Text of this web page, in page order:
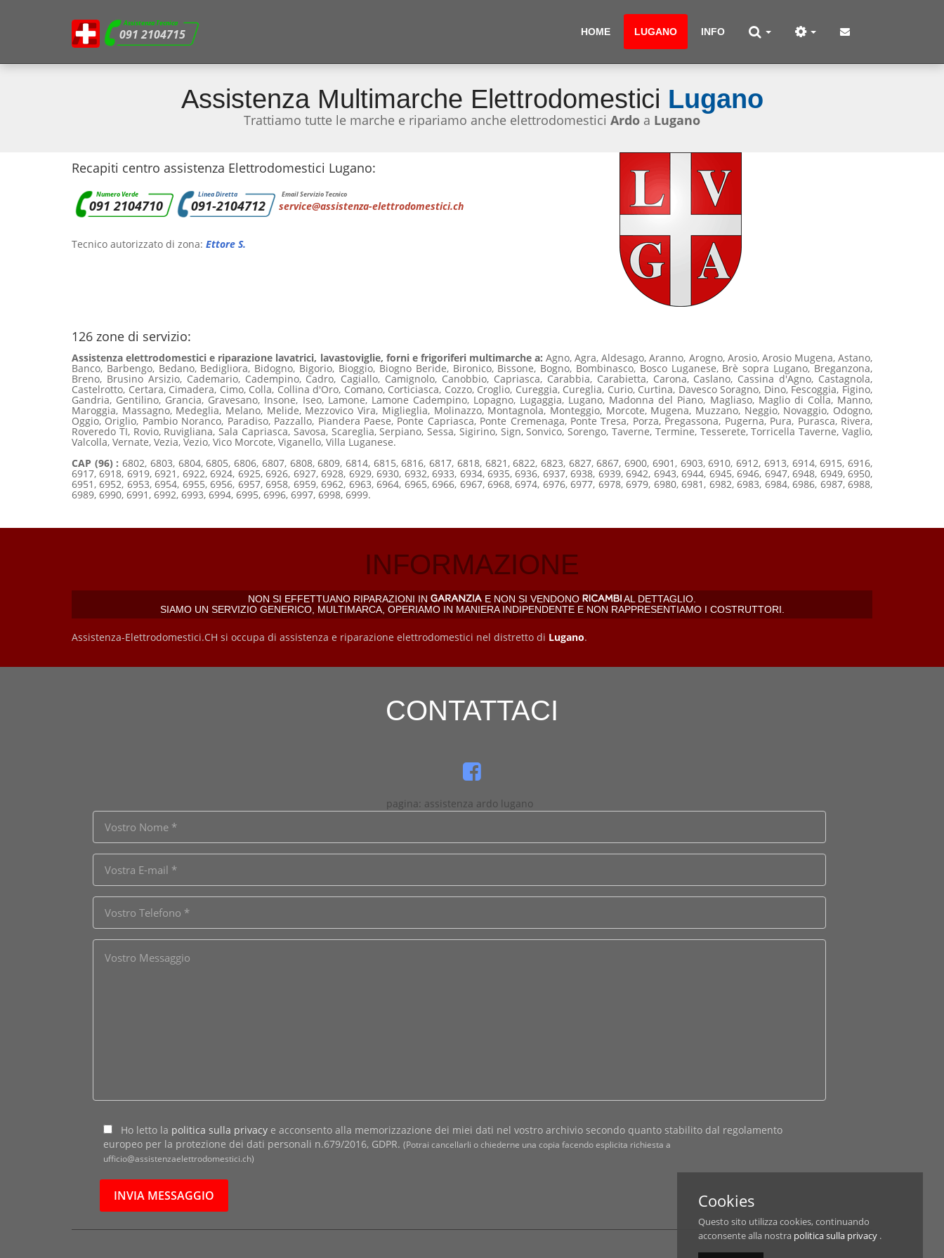
Assistenza Tecnica
091 2104715 HOME LUGANO INFO
Assistenza Multimarche Elettrodomestici Lugano
Trattiamo tutte le marche e ripariamo anche elettrodomestici Ardo a Lugano
Recapiti centro assistenza Elettrodomestici Lugano:
Numero Verde
091 2104710
Linea Diretta
091-2104712
Email Servizio Tecnico
service@assistenza-elettrodomestici.ch
Tecnico autorizzato di zona: Ettore S.
126 zone di servizio:
Assistenza elettrodomestici e riparazione lavatrici, lavastoviglie, forni e frigoriferi multimarche a: Agno, Agra, Aldesago, Aranno, Arogno, Arosio, Arosio Mugena, Astano,
Banco, Barbengo, Bedano, Bedigliora, Bidogno, Bigorio, Bioggio, Biogno Beride, Bironico, Bissone, Bogno, Bombinasco, Bosco Luganese, Brè sopra Lugano, Breganzona,
Breno, Brusino Arsizio, Cademario, Cadempino, Cadro, Cagiallo, Camignolo, Canobbio, Capriasca, Carabbia, Carabietta, Carona, Caslano, Cassina d'Agno, Castagnola,
Castelrotto, Certara, Cimadera, Cimo, Colla, Collina d'Oro, Comano, Corticiasca, Cozzo, Croglio, Cureggia, Cureglia, Curio, Curtina, Davesco Soragno, Dino, Fescoggia, Figino,
Gandria, Gentilino, Grancia, Gravesano, Insone, Iseo, Lamone, Lamone Cadempino, Lopagno, Lugaggia, Lugano, Madonna del Piano, Magliaso, Maglio di Colla, Manno,
Maroggia, Massagno, Medeglia, Melano, Melide, Mezzovico Vira, Miglieglia, Molinazzo, Montagnola, Monteggio, Morcote, Mugena, Muzzano, Neggio, Novaggio, Odogno,
Oggio, Origlio, Pambio Noranco, Paradiso, Pazzallo, Piandera Paese, Ponte Capriasca, Ponte Cremenaga, Ponte Tresa, Porza, Pregassona, Pugerna, Pura, Purasca, Rivera,
Roveredo TI, Rovio, Ruvigliana, Sala Capriasca, Savosa, Scareglia, Serpiano, Sessa, Sigirino, Sign, Sonvico, Sorengo, Taverne, Termine, Tesserete, Torricella Taverne, Vaglio,
Valcolla, Vernate, Vezia, Vezio, Vico Morcote, Viganello, Villa Luganese.
CAP (96) :6802, 6803, 6804, 6805, 6806, 6807, 6808, 6809, 6814, 6815, 6816, 6817, 6818, 6821, 6822, 6823, 6827, 6867, 6900, 6901, 6903, 6910, 6912, 6913, 6914, 6915, 6916,
6917, 6918, 6919, 6921, 6922, 6924, 6925, 6926, 6927, 6928, 6929, 6930, 6932, 6933, 6934, 6935, 6936, 6937, 6938, 6939, 6942, 6943, 6944, 6945, 6946, 6947, 6948, 6949, 6950,
6951, 6952, 6953, 6954, 6955, 6956, 6957, 6958, 6959, 6962, 6963, 6964, 6965, 6966, 6967, 6968, 6974, 6976, 6977, 6978, 6979, 6980, 6981, 6982, 6983, 6984, 6986, 6987, 6988,
6989, 6990, 6991, 6992, 6993, 6994, 6995, 6996, 6997, 6998, 6999.
INFORMAZIONE
NON SI EFFETTUANO RIPARAZIONI IN E NON SI VENDONO
AL DETTAGLIO.
SIAMO UN SERVIZIO GENERICO, MULTIMARCA, OPERIAMO IN MANIERA INDIPENDENTE E NON RAPPRESENTIAMO I COSTRUTTORI.
Assistenza-Elettrodomestici.CH si occupa di assistenza e riparazione elettrodomestici nel distretto di Lugano.
CONTATTACI
pagina: assistenza ardo lugano
Ho letto la politica sulla privacy e acconsento alla memorizzazione dei miei dati nel vostro archivio secondo quanto stabilito dal regolamento
europeo per la protezione dei dati personali n.679/2016, GDPR. (Potrai cancellarli o chiederne una copia facendo esplicita richiesta a
ufficio@assistenzaelettrodomestici.ch)
Cookies
Questo sito utilizza cookies, continuando
acconsente alla nostra politica sulla privacy .